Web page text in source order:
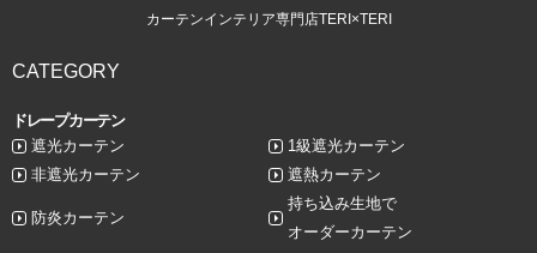
カーテンインテリア専門店TERI×TERI
CATEGORY
ドレープカーテン
遮光カーテン
1級遮光カーテン
非遮光カーテン
遮熱カーテン
防炎カーテン
持ち込み生地で
オーダーカーテン